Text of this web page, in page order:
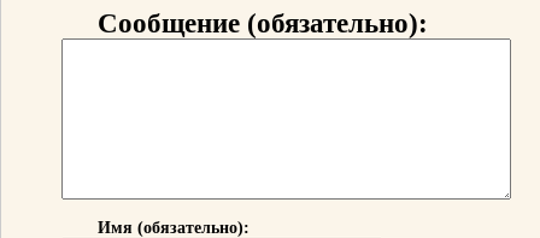
Сообщение (обязательно):
Имя (обязательно):